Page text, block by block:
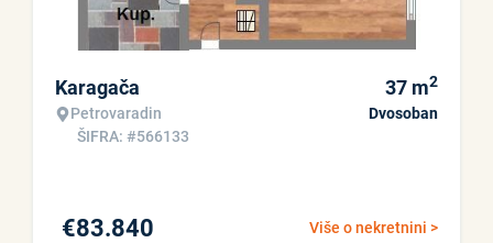
Karagača
Petrovaradin
ŠIFRA: #566133
37 m2
Dvosoban
Više o nekretnini >
€83.840